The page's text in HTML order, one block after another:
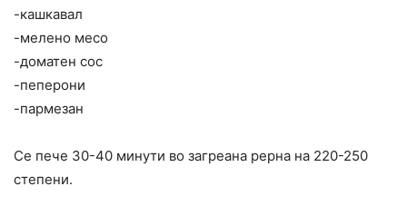
-кашкавал
-мелено месо
-доматен сос
-пеперони
-пармезан
Се пече 30-40 минути во загреана рерна на 220-250
степени.